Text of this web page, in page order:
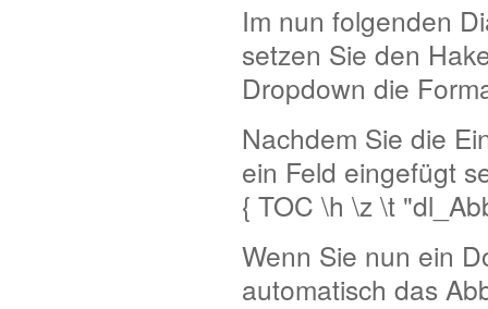
Im nun folgenden
setzen Sie den
Dropdown die
Nachdem Sie die
ein Feld eingefügt
{ TOC \h \z \t
Wenn Sie nun ein
automatisch das